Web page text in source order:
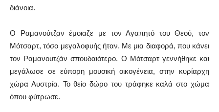
διάνοια.
Ο Ραμανούτζαν έμοιαζε με τον Αγαπητό του Θεού, τον
Μότσαρτ, τόσο μεγαλοφυής ήταν. Με μια διαφορά, που κάνει
τον Ραμανουτζάν σπουδαιότερο. Ο Μότσαρτ γεννήθηκε και
μεγάλωσε σε εύπορη μουσική οικογένεια, στην κυρίαρχη
χώρα Αυστρία. Το θείο δώρο του τράφηκε καλά στο χώμα
όπου φύτρωσε.